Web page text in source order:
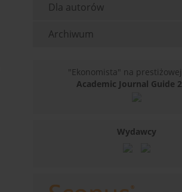
Dla autorów
Archiwum
"Ekonomista" na
Academic Journal Guide
Wydawcy